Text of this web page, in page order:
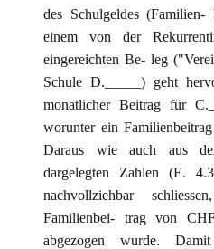
des Schulgeldes
einem von der
eingereichten Be- leg
Schule D._____) geht
monatlicher Beitrag für
worunter ein
Daraus wie auch aus
dargelegten Zahlen (E.
nachvollziehbar
Familienbei- trag von
abgezogen wurde.